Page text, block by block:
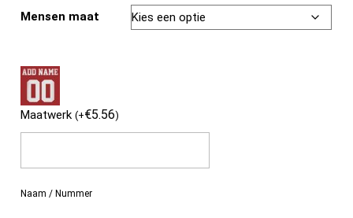
Mensen maat
Maatwerk(+€5.56)
Naam / Nummer